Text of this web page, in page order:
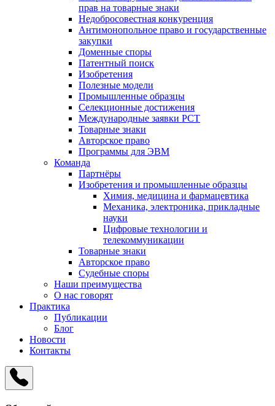
прав на товарные знаки
Недобросовестная конкуренция
Антимонопольное право и государственные
закупки
Доменные споры
Патентный поиск
Изобретения
Полезные модели
Промышленные образцы
Селекционные достижения
Международные заявки PCT
Товарные знаки
Авторское право
Программы для ЭВМ
Команда
Партнёры
Изобретения и промышленные образцы
Химия, медицина и фармацевтика
Механика, электроника, прикладные
науки
Цифровые технологии и
телекоммуникации
Товарные знаки
Авторское право
Судебные споры
Наши преимущества
О нас говорят
Практика
Публикации
Блог
Новости
Контакты